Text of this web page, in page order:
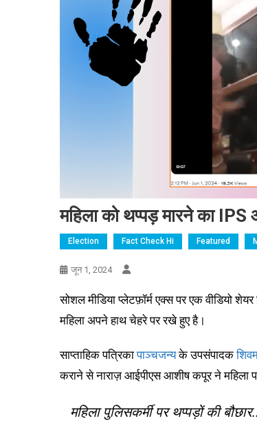
महिला को थप्पड़ मारने का
Election Fact Check Hi Featured
जून 1, 2024
सोशल मीडिया प्लेटफ़ॉर्म एक्स पर एक वीडियो
महिला अपने हाथ चेहरे पर रखे हुए है।
साप्ताहिक पत्रिकापाञ्चजन्यके उपसंपादक
कराने से नाराज़ आईपीएस आशीष कपूर ने महिला
महिला पुलिसकर्मी पर थप्पड़ों की